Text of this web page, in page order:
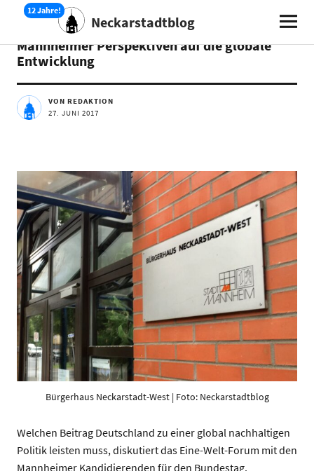
Neckarstadtblog
Mannheimer Perspektiven auf die globale
Entwicklung
VON REDAKTION
27. JUNI 2017
Bürgerhaus Neckarstadt-West | Foto: Neckarstadtblog
Welchen Beitrag Deutschland zu einer global nachhaltigen
Politik leisten muss, diskutiert das Eine-Welt-Forum mit den
Mannheimer Kandidierenden für den Bundestag.